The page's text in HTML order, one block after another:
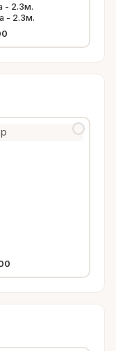
- 2.3м.
- 2.3м.